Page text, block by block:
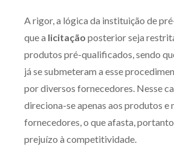
A rigor, a lógica da instituição de
que a licitação posterior seja
produtos pré-qualificados, sendo
já se submeteram a esse
por diversos fornecedores. Nesse
direciona-se apenas aos produtos e
fornecedores, o que afasta,
prejuízo à competitividade.